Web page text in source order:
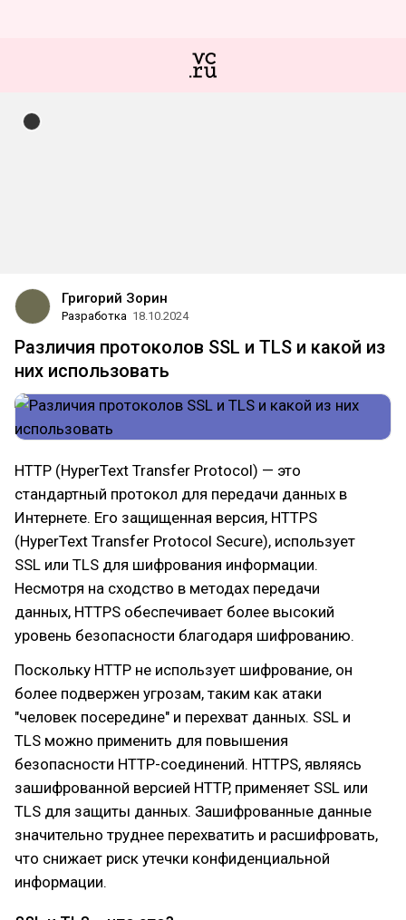
Григорий Зорин
Разработка 18.10.2024
Различия протоколов SSL и TLS и какой из
них использовать
HTTP (HyperText Transfer Protocol) — это
стандартный протокол для передачи данных в
Интернете. Его защищенная версия, HTTPS
(HyperText Transfer Protocol Secure), использует
SSL или TLS для шифрования информации.
Несмотря на сходство в методах передачи
данных, HTTPS обеспечивает более высокий
уровень безопасности благодаря шифрованию.
Поскольку HTTP не использует шифрование, он
более подвержен угрозам, таким как атаки
"человек посередине" и перехват данных. SSL и
TLS можно применить для повышения
безопасности HTTP-соединений. HTTPS, являясь
зашифрованной версией HTTP, применяет SSL или
TLS для защиты данных. Зашифрованные данные
значительно труднее перехватить и расшифровать,
что снижает риск утечки конфиденциальной
информации.